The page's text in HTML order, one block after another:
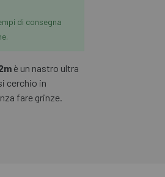
di consegna
è un nastro ultra
cerchio in
fare grinze.